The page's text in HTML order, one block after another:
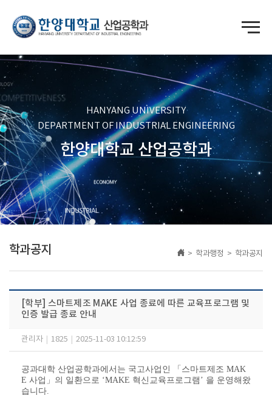
HANYANG UNIVERSITY
DEPARTMENT OF INDUSTRIAL ENGINEERING
한양대학교 산업공학과
학과공지 > 학과행정 > 학과공지
[학부] 스마트제조 MAKE 사업 종료에 따른 교육프로그램 및
인증 발급 종료 안내
관리자 1825 2025-11-03 10:12:59
공과대학 산업공학과에서는 국고사업인 「스마트제조 MAK
E 사업」의 일환으로 ‘MAKE 혁신교육프로그램’ 을 운영해왔
습니다.